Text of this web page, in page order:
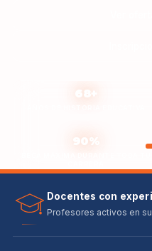
68+
90%
Docentes con
Profesores activos en